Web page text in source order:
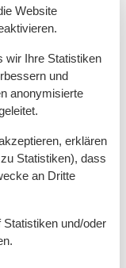
Website
wir Ihre Statistiken
und
anonymisierte
erklären
Statistiken), dass
an Dritte
Statistiken und/oder